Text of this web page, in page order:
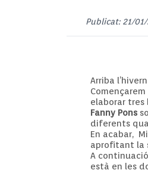
Publicat: 21/
Arriba
elaborar tres
Fanny Pons
diferents
En acabar,
aprofitant la
A
està en les